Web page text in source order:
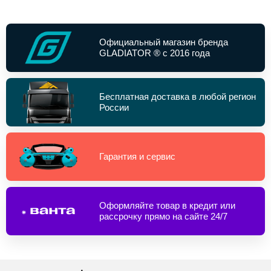
Официальный магазин бренда
GLADIATOR ® с 2016 года
Бесплатная доставка в любой регион
России
Гарантия и сервис
Оформляйте товар в кредит или
рассрочку прямо на сайте 24/7